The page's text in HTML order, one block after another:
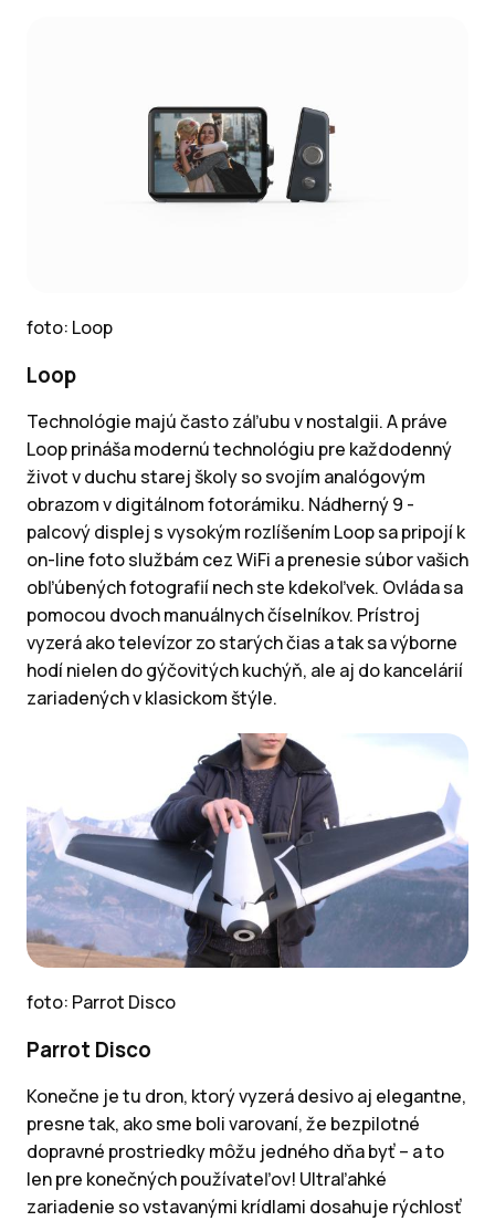
foto: Loop
Loop
Technológie majú často záľubu v nostalgii. A práve
Loop prináša modernú technológiu pre každodenný
život v duchu starej školy so svojím analógovým
obrazom v digitálnom fotorámiku. Nádherný 9 -
palcový displej s vysokým rozlíšením Loop sa pripojí k
on-line foto službám cez WiFi a prenesie súbor vašich
obľúbených fotografií nech ste kdekoľvek. Ovláda sa
pomocou dvoch manuálnych číselníkov. Prístroj
vyzerá ako televízor zo starých čias a tak sa výborne
hodí nielen do gýčovitých kuchýň, ale aj do kancelárií
zariadených v klasickom štýle.
foto: Parrot Disco
Parrot Disco
Konečne je tu dron, ktorý vyzerá desivo aj elegantne,
presne tak, ako sme boli varovaní, že bezpilotné
dopravné prostriedky môžu jedného dňa byť – a to
len pre konečných používateľov! Ultraľahké
zariadenie so vstavanými krídlami dosahuje rýchlosť